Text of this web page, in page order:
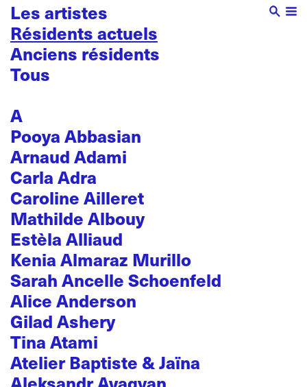
Les artistes
Résidents actuels
Anciens résidents
Tous
A
Pooya Abbasian
Arnaud Adami
Carla Adra
Caroline Ailleret
Mathilde Albouy
Estèla Alliaud
Kenia Almaraz Murillo
Sarah Ancelle Schoenfeld
Alice Anderson
Gilad Ashery
Tina Atami
Atelier Baptiste & Jaïna